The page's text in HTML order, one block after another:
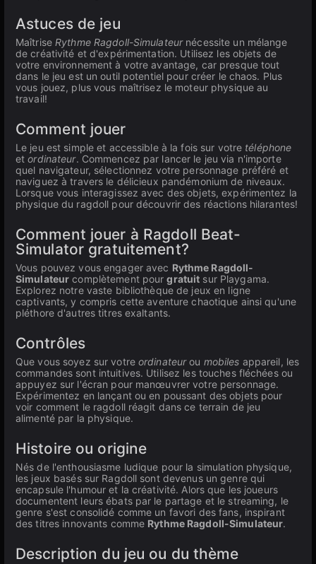
Astuces de jeu
Maîtrise Rythme Ragdoll-Simulateurnécessite un mélange
de créativité et d'expérimentation. Utilisez les objets de
votre environnement à votre avantage, car presque tout
dans le jeu est un outil potentiel pour créer le chaos. Plus
vous jouez, plus vous maîtrisez le moteur physique au
travail!
Comment jouer
Le jeu est simple et accessible à la fois sur votre téléphone
etordinateur. Commencez par lancer le jeu via n'importe
quel navigateur, sélectionnez votre personnage préféré et
naviguez à travers le délicieux pandémonium de niveaux.
Lorsque vous interagissez avec des objets, expérimentez la
physique du ragdoll pour découvrir des réactions hilarantes!
Comment jouer à Ragdoll Beat-
Simulator gratuitement?
Vous pouvez vous engager avec Rythme Ragdoll-
Simulateur complètement pourgratuit sur Playgama.
Explorez notre vaste bibliothèque de jeux en ligne
captivants, y compris cette aventure chaotique ainsi qu'une
pléthore d'autres titres exaltants.
Contrôles
Que vous soyez sur votre ordinateurou mobiles appareil, les
commandes sont intuitives. Utilisez les touches fléchées ou
appuyez sur l'écran pour manœuvrer votre personnage.
Expérimentez en lançant ou en poussant des objets pour
voir comment le ragdoll réagit dans ce terrain de jeu
alimenté par la physique.
Histoire ou origine
Nés de l'enthousiasme ludique pour la simulation physique,
les jeux basés sur Ragdoll sont devenus un genre qui
encapsule l'humour et la créativité. Alors que les joueurs
documentent leurs ébats par le partage et le streaming, le
genre s'est consolidé comme un favori des fans, inspirant
des titres innovants comme Rythme Ragdoll-Simulateur.
Description du jeu ou du thème